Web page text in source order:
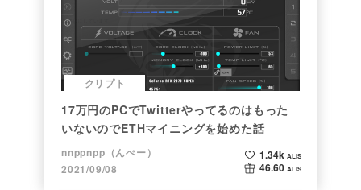
クリプト
17万円のPCでTwitterやってるのはもった
いないのでETHマイニングを始めた話
nnppnpp（んぺー）
2021/09/08
1.34k ALIS
46.60 ALIS